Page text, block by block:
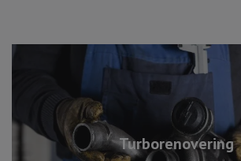
Turborenovering